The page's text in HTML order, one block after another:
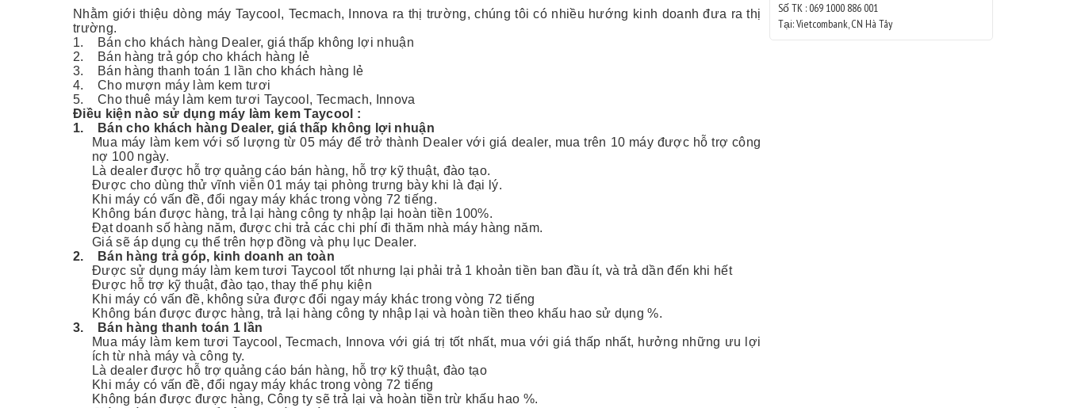
Nhằm giới thiệu dòng máy Taycool, Tecmach, Innova ra thị trường, chúng tôi có nhiều hướng kinh doanh đưa ra thị
trường.
1.
Bán cho khách hàng Dealer, giá thấp không lợi nhuận
2.
Bán hàng trả góp cho khách hàng lẻ
3.
Bán hàng thanh toán 1 lần cho khách hàng lẻ
4.
Cho mượn máy làm kem tươi
5.
Cho thuê máy làm kem tươi Taycool, Tecmach, Innova
Điều kiện nào sử dụng máy làm kem Taycool :
1.
Bán cho khách hàng Dealer, giá thấp không lợi nhuận
Mua máy làm kem với số lượng từ 05 máy để trở thành Dealer với giá dealer, mua trên 10 máy được hỗ trợ công
nợ 100 ngày.
Là dealer được hỗ trợ quảng cáo bán hàng, hỗ trợ kỹ thuật, đào tạo.
Được cho dùng thử vĩnh viễn 01 máy tại phòng trưng bày khi là đại lý.
Khi máy có vấn đề, đổi ngay máy khác trong vòng 72 tiếng.
Không bán được hàng, trả lại hàng công ty nhập lại hoàn tiền 100%.
Đạt doanh số hàng năm, được chi trả các chi phí đi thăm nhà máy hàng năm.
Giá sẽ áp dụng cụ thể trên hợp đồng và phụ lục Dealer.
2.
Bán hàng trả góp, kinh doanh an toàn
Được sử dụng máy làm kem tươi Taycool tốt nhưng lại phải trả 1 khoản tiền ban đầu ít, và trả dần đến khi hết
Được hỗ trợ kỹ thuật, đào tạo, thay thế phụ kiện
Khi máy có vấn đề, không sửa được đổi ngay máy khác trong vòng 72 tiếng
Không bán được được hàng, trả lại hàng công ty nhập lại và hoàn tiền theo khấu hao sử dụng %.
3.
Bán hàng thanh toán 1 lần
Mua máy làm kem tươi Taycool, Tecmach, Innova với giá trị tốt nhất, mua với giá thấp nhất, hưởng những ưu lợi
ích từ nhà máy và công ty.
Là dealer được hỗ trợ quảng cáo bán hàng, hỗ trợ kỹ thuật, đào tạo
Khi máy có vấn đề, đổi ngay máy khác trong vòng 72 tiếng
Không bán được được hàng, Công ty sẽ trả lại và hoàn tiền trừ khấu hao %.
Số TK : 069 1000 886 001
Tại: Vietcombank, CN Hà Tây